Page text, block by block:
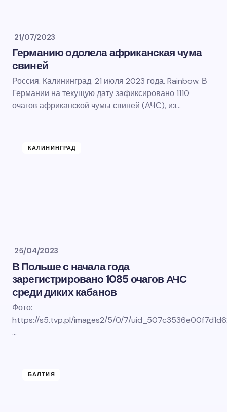
21/07/2023
Германию одолела африканская чума
свиней
Россия. Калининград. 21 июля 2023 года. Rainbow. В
Германии на текущую дату зафиксировано 1110
очагов африканской чумы свиней (АЧС), из…
КАЛИНИНГРАД
25/04/2023
В Польше с начала года
зарегистрировано 1085 очагов АЧС
среди диких кабанов
Фото:
https://s5.tvp.pl/images2/5/0/7/
…
БАЛТИЯ